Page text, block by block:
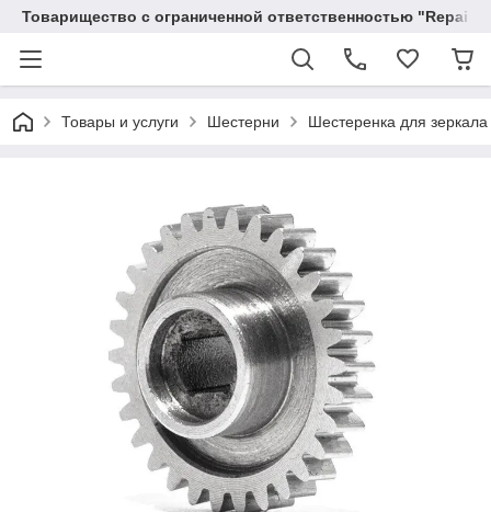
Товарищество с ограниченной ответственностью
Товары и услуги Шестерни Шестеренка для